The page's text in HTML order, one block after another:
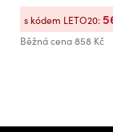
Běžná cena858 Kč
s kódem LETO20: